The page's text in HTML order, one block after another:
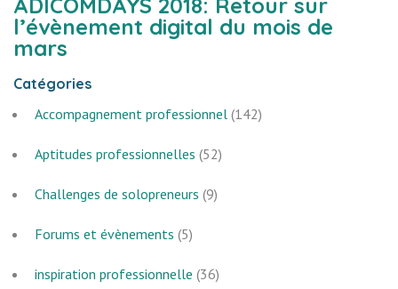
l’évènement digital du mois de
mars
Catégories
Accompagnement professionnel (142)
Aptitudes professionnelles (52)
Challenges de solopreneurs (9)
Forums et évènements (5)
inspiration professionnelle (36)